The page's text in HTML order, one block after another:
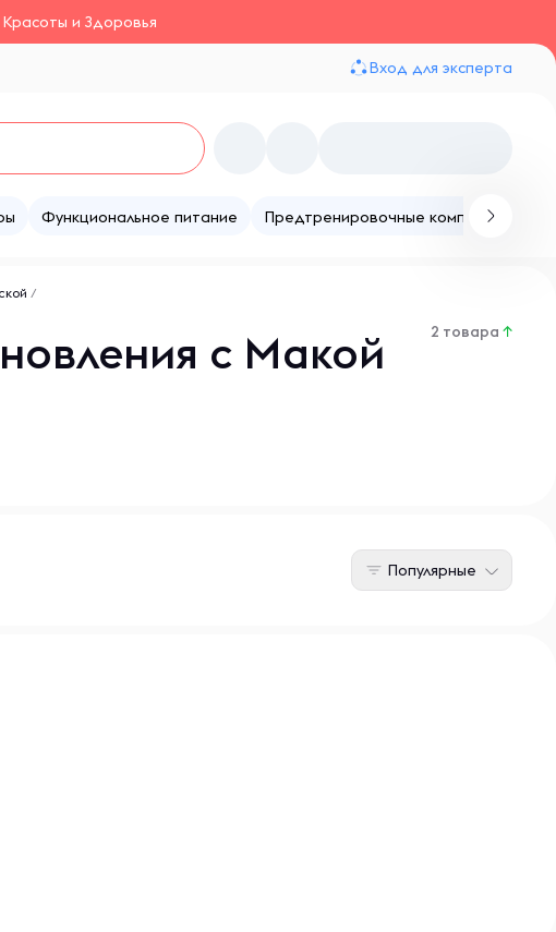
и Здоровья
Вход для эксперта
Функциональное питание Предтренировочные комплексы
/
с Макой
2 товара ↑
Популярные